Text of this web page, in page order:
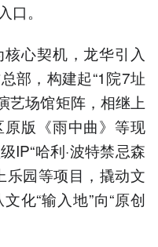
口。
心契机，龙华引入
部，构建起“1院7址
艺场馆矩阵，相继上
版《雨中曲》等现
IP“哈利·波特禁忌森
乐园等项目，撬动文
化“输入地”向“原创